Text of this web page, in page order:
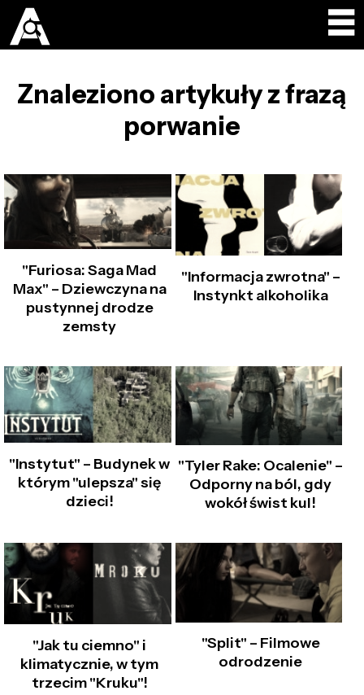
Znaleziono artykuły z frazą
porwanie
"Furiosa: Saga Mad
Max" – Dziewczyna na
pustynnej drodze
zemsty
"Informacja zwrotna" –
Instynkt alkoholika
"Instytut" – Budynek w
którym "ulepsza" się
dzieci!
"Tyler Rake: Ocalenie" –
Odporny na ból, gdy
wokół świst kul!
"Jak tu ciemno" i
klimatycznie, w tym
trzecim "Kruku"!
"Split" – Filmowe
odrodzenie